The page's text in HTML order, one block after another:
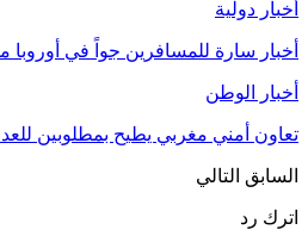
أخبار دولية
أخبار سارة للمسافرين جواً في أوروبا
أخبار الوطن
تعاون أمني مغربي يطيح بمطلوبين
السابق التالي
اترك رد